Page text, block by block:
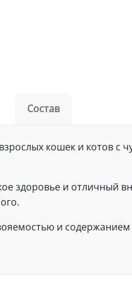
Состав
кошек и котов с
здоровье и отличный
и